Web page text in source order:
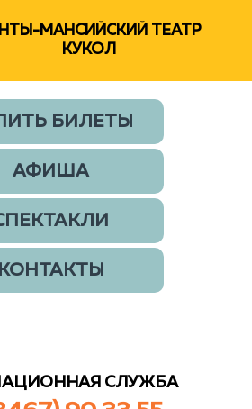
МАНСИЙСКИЙ ТЕАТР
КУКОЛ
БИЛЕТЫ
АФИША
КОНТАКТЫ
СЛУЖБА